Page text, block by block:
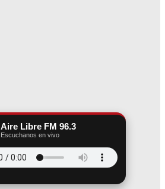
Aire Libre FM 96.3
Escuchanos en vivo